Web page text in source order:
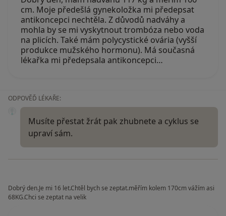
cm. Moje předešlá gynekoložka mi předepsat
antikoncepci nechtěla. Z důvodů nadváhy a
mohla by se mi vyskytnout trombóza nebo voda
na plicích. Také mám polycystické ovária (vyšší
produkce mužského hormonu). Má současná
lékařka mi předepsala antikoncepci…
ODPOVĚĎ LÉKAŘE:
Musíte přestat žrát pak zhubnete a cyklus se
upraví sám.
Dobrý den.Je mi 16 let.Chtěl bych se zeptat.měřím kolem 170cm vážím asi
68KG.Chci se zeptat na velik